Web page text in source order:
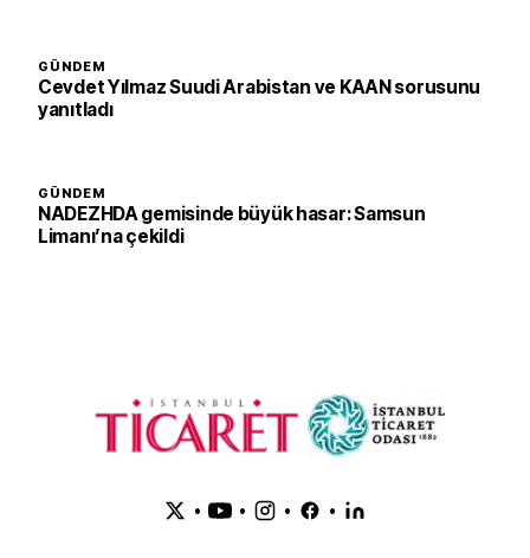
GÜNDEM
Cevdet Yılmaz Suudi Arabistan ve KAAN sorusunu
yanıtladı
GÜNDEM
NADEZHDA gemisinde büyük hasar: Samsun
Limanı’na çekildi
• • • •